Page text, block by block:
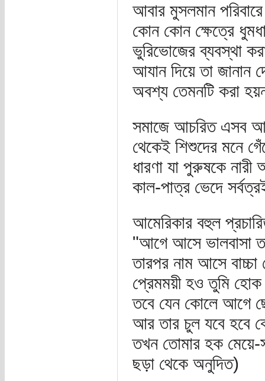
আবার মুসলমান
কোন কোন ক্ষেত্রে
ভুরিভোজের ব্যবস্থা
আযান দিয়ে তা জানান
অবশ্য তেমনটি করা
সমাজে আচরিত এসব
থেকেই শিশুদের মনে
ধারণা যা পুরুষকে নারী
কাল-পাত্র ভেদে
আমেরিকার বহুল
"আগে আসে ভালবাসা
তারপর নাম আসে বাচ্চা
প্রেমময়ী হও তুমি
তবে যেন কোলে আগে
আর তার চুল যবে হবে
তখন তোমার হক
ছড়া থেকে অনুদিত)